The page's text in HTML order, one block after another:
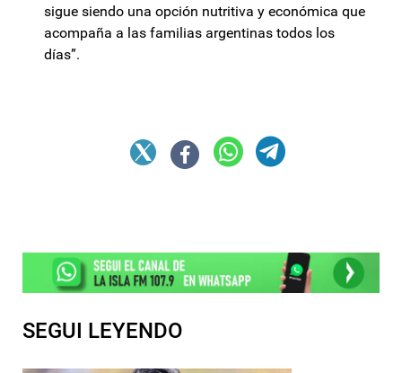
sigue siendo una opción nutritiva y económica que
acompaña a las familias argentinas todos los
días”.
SEGUI LEYENDO